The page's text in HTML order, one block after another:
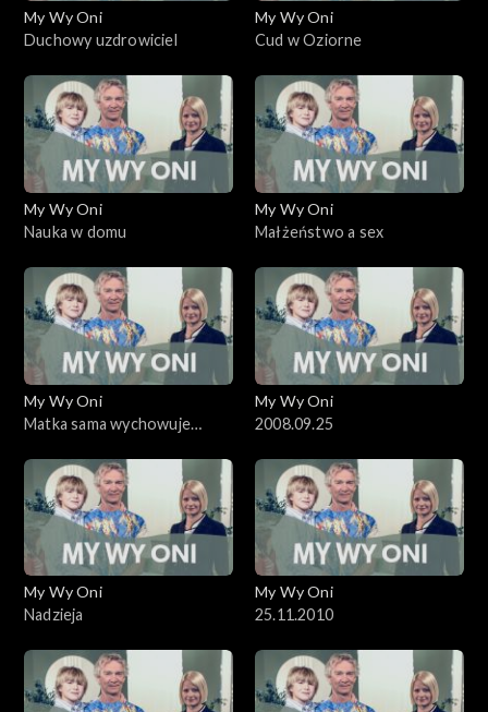
My Wy Oni
Duchowy uzdrowiciel
My Wy Oni
Cud w Oziorne
My Wy Oni
Nauka w domu
My Wy Oni
Małżeństwo a sex
My Wy Oni
Matka sama wychowuje
My Wy Oni
2008.09.25
My Wy Oni
Nadzieja
My Wy Oni
25.11.2010